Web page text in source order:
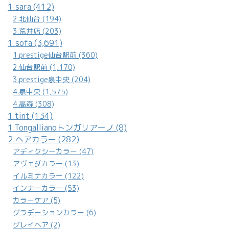
1.sara (412)
2.北仙台 (194)
3.荒井店 (203)
1.sofa (3,691)
1.prestige仙台駅前 (360)
2.仙台駅前 (1,170)
3.prestige泉中央 (204)
4.泉中央 (1,575)
4.高森 (308)
1.tint (134)
1.Tongallianoトンガリアーノ (8)
2.ヘアカラー (282)
アディクシーカラー (47)
アヴェダカラー (13)
イルミナカラー (122)
インナーカラー (53)
カラーケア (5)
グラデーションカラー (6)
グレイヘア (2)